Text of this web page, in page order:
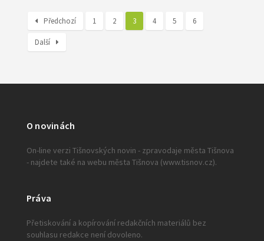
Předchozí 1 2 3 4 5 6
Další
O novinách
On-line verzi Tišnovských novin - zpravodaje města Tišnova
- najdete také na webu města Tišnova (www.tisnov.cz).
Práva
Přetiskování a kopírování redakčních materiálů bez
souhlasu redakce není dovoleno.